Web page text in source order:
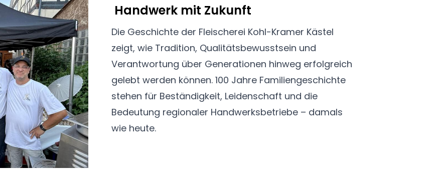
Handwerk mit Zukunft
Die Geschichte der Fleischerei Kohl-Kramer Kästel
zeigt, wie Tradition, Qualitätsbewusstsein und
Verantwortung über Generationen hinweg erfolgreich
gelebt werden können. 100 Jahre Familiengeschichte
stehen für Beständigkeit, Leidenschaft und die
Bedeutung regionaler Handwerksbetriebe – damals
wie heute.